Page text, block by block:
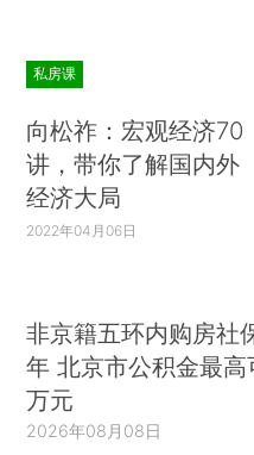
私房课
向松祚：宏观经济70
讲，带你了解国内外
经济大局
2022年04月06日
非京籍五环内购房社
年 北京市公积金最
万元
2026年08月08日